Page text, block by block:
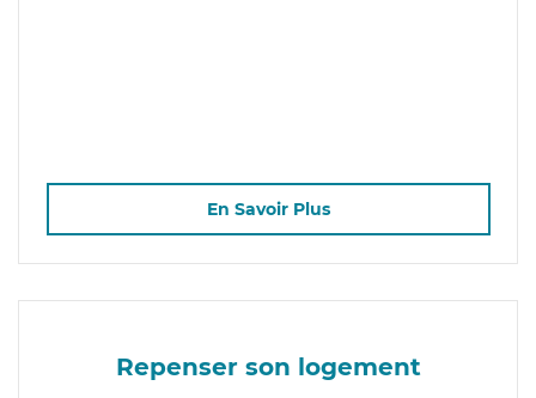
En Savoir Plus
Repenser son logement